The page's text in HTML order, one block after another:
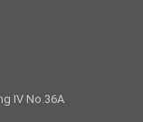
IV No.36A